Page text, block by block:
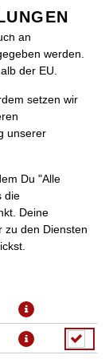
ÄNDERN
XL
auch alles
an
werden.
der EU.
setzen wir
unserer
Du "Alle
die
Deine
zu den Diensten